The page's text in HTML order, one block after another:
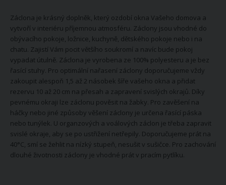
Záclona je krásný doplněk, který ozdobí okna Vašeho domova a
vytvoří v interiéru příjemnou atmosféru. Záclony jsou vhodné do
obývacího pokoje, ložnice, kuchyně, dětského pokoje nebo i na
chatu. Zajistí Vám pocit většího soukromí a navíc bude pokoj
vypadat útulně. Záclona je vyrobena ze 100% polyesteru a je bez
řasící stuhy. Pro optimální nařasení záclony doporučujeme vždy
zakoupit alespoň 1,5 až 2 násobek šíře vašeho okna a přidat
rezervu 10 až 20 cm na přesah a zapravení svislých okrajů. Díky
pevnému okraji lze záclonu pověsit na žabky. Pro zavěšení na
háčky nebo jiné způsoby věšení záclony je určena řasící páska
nebo tunýlek. U organzových a voálových záclon je třeba zapravit
svislé okraje, aby se po ustřižení netřepily. Doporučujeme prát na
40°C, smí se žehlit na nízký stupeň, nesušit v sušičce. Pro zachování
dlouhé životnosti záclony je vhodné prát v pracím pytlíku.